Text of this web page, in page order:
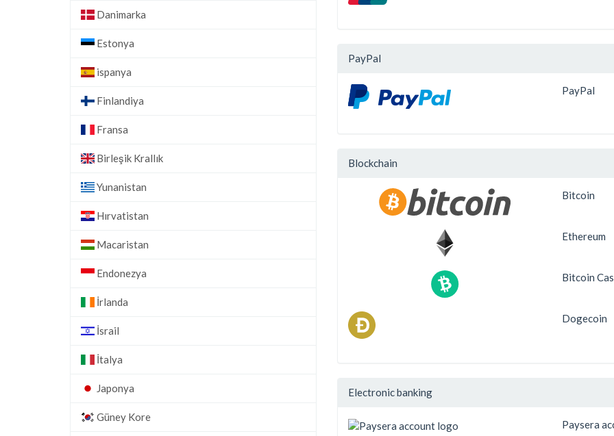
Danimarka
Estonya
ispanya
Finlandiya
Fransa
Birleşik Krallık
Yunanistan
Hırvatistan
Macaristan
Endonezya
İrlanda
İsrail
İtalya
Japonya
Güney Kore
PayPal
PayPal
Blockchain
Bitcoin
Ethereum
Bitcoin
Dogecoin
Electronic banking
Paysera